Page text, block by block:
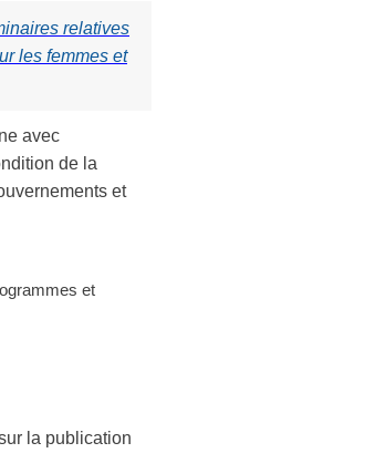
relatives
les femmes et
avec
de la
et
et
la publication